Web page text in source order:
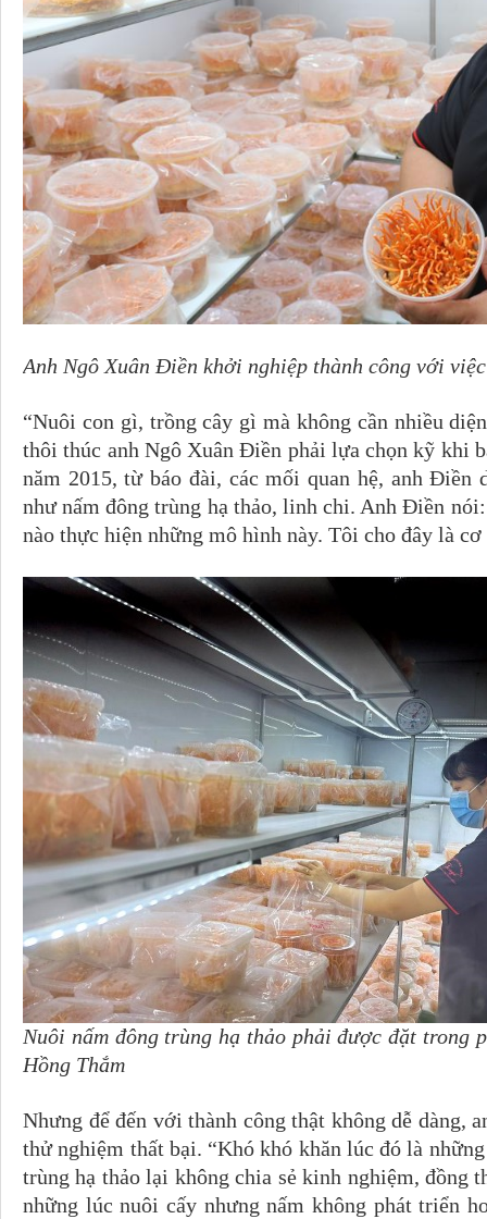
Anh Ngô Xuân Ðiền khởi nghiệp thành công với
“Nuôi con gì, trồng cây gì mà không cần nhiều
thôi thúc anh Ngô Xuân Điền phải lựa chọn kỹ khi
năm 2015, từ báo đài, các mối quan hệ, anh
như nấm đông trùng hạ thảo, linh chi. Anh Ðiền
nào thực hiện những mô hình này. Tôi cho đây là
Nuôi nấm đông trùng hạ thảo phải được đặt trong
Hồng Thắm
Nhưng để đến với thành công thật không dễ dàng,
thử nghiệm thất bại. “Khó khó khăn lúc đó là
trùng hạ thảo lại không chia sẻ kinh nghiệm, đồng
những lúc nuôi cấy nhưng nấm không phát triển